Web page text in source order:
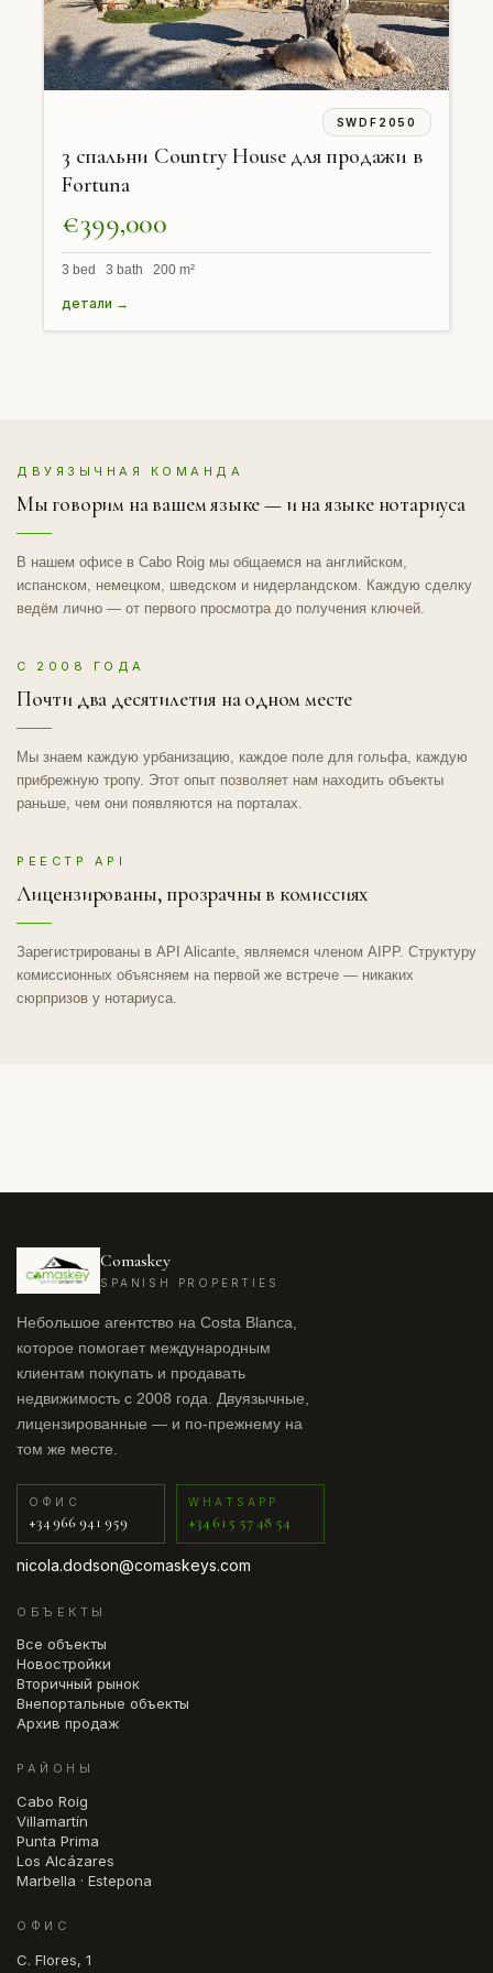
SWDF2050
3 спальни Country House для продажи в
Fortuna
€399,000
3 bed 3 bath 200 m²
детали →
ДВУЯЗЫЧНАЯ КОМАНДА
Мы говорим на вашем языке — и на языке нотариуса
В нашем офисе в Cabo Roig мы общаемся на английском,
испанском, немецком, шведском и нидерландском. Каждую сделку
ведём лично — от первого просмотра до получения ключей.
С 2008 ГОДА
Почти два десятилетия на одном месте
Мы знаем каждую урбанизацию, каждое поле для гольфа, каждую
прибрежную тропу. Этот опыт позволяет нам находить объекты
раньше, чем они появляются на порталах.
РЕЕСТР API
Лицензированы, прозрачны в комиссиях
Зарегистрированы в API Alicante, являемся членом AIPP. Структуру
комиссионных объясняем на первой же встрече — никаких
сюрпризов у нотариуса.
Comaskey
SPANISH PROPERTIES
Небольшое агентство на Costa Blanca,
которое помогает международным
клиентам покупать и продавать
недвижимость с 2008 года. Двуязычные,
лицензированные — и по-прежнему на
том же месте.
ОФИС
+34 966 941 959
WHATSAPP
+34 615 57 48 54
nicola.dodson@comaskeys.com
ОБЪЕКТЫ
Все объекты
Новостройки
Вторичный рынок
Внепортальные объекты
Архив продаж
РАЙОНЫ
Cabo Roig
Villamartín
Punta Prima
Los Alcázares
Marbella · Estepona
ОФИС
C. Flores, 1